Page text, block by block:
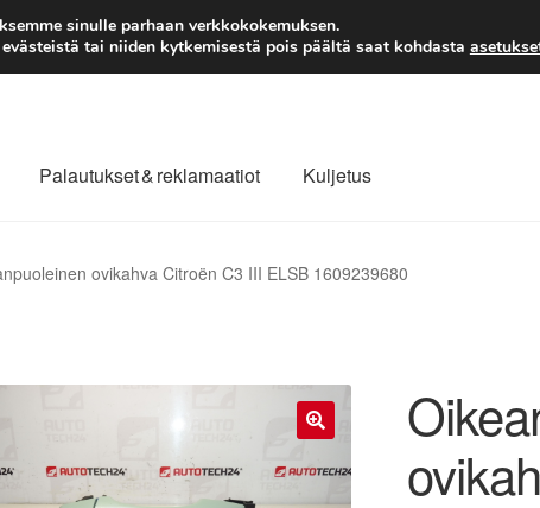
TOIMITUS alkaen 7 EUR
Palautukset & reklamaatiot Kuljetus
ovikahva Citroën C3 III ELSB 1609239680
sinulle parhaan verkkokokemuksen.
tai niiden kytkemisestä pois päältä saat kohdasta